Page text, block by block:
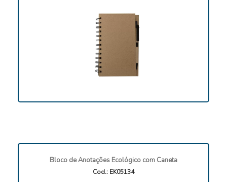
Bloco de Anotações Ecológico com Caneta
Cod.: EK05134